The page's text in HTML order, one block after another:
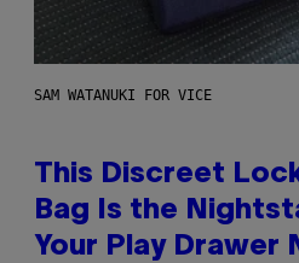
SAM WATANUKI FOR VICE
This Discreet
Bag Is the
Your Play Drawer